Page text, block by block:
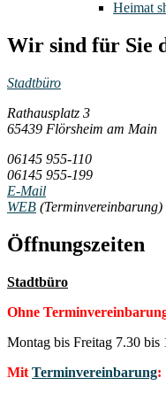
Heimat
Wir sind für Sie
Stadtbüro
Rathausplatz 3
65439 Flörsheim am Main
06145 955-110
06145 955-199
E-Mail
WEB (Terminvereinbarung)
Öffnungszeiten
Stadtbüro
Ohne
Montag bis Freitag 7.30 bis
Mit Terminvereinbarung: